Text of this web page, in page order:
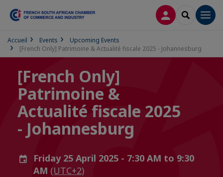
LOG INSEARCH
Accueil Events
Upcoming Events
[French Only] Patrimoine & Actualité fiscale 2025 - Johannesburg
[French Only]
Patrimoine &
Actualité fiscale 2025
- Johannesburg
Friday 25 April 2025 - 7:30 AM to 9:30
AM (UTC+2)